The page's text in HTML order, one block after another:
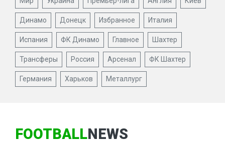
Динамо Донецк Избранное Италия
Испания ФК Динамо Главное Шахтер
Трансферы Россия Арсенал ФК Шахтер
Германия Харьков Металлург
FOOTBALLNEWS